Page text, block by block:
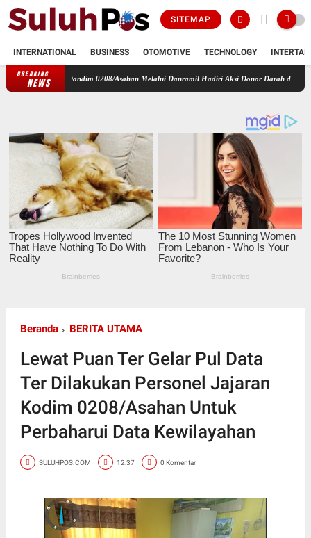
SITEMAP
INTERNATIONAL BUSINESS OTOMOTIVE TECHNOLOGY
BREAKING
NEWS
81, Dandim 0208/Asahan Melalui Danramil Hadiri Aksi Donor Darah di Kantor Kemenag
Beranda BERITA UTAMA
Lewat Puan Ter Gelar Pul Data
Ter Dilakukan Personel Jajaran
Kodim 0208/Asahan Untuk
Perbaharui Data Kewilayahan
SULUHPOS.COM 12:37 0 Komentar